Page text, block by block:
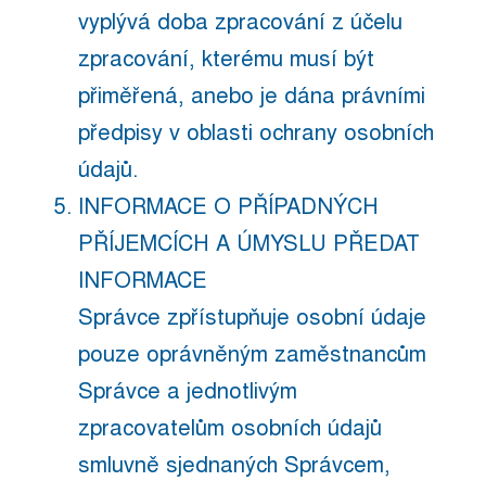
vyplývá doba zpracování z účelu
zpracování, kterému musí být
přiměřená, anebo je dána právními
předpisy v oblasti ochrany osobních
údajů.
INFORMACE O PŘÍPADNÝCH
PŘÍJEMCÍCH A ÚMYSLU PŘEDAT
INFORMACE
Správce zpřístupňuje osobní údaje
pouze oprávněným zaměstnancům
Správce a jednotlivým
zpracovatelům osobních údajů
smluvně sjednaných Správcem,